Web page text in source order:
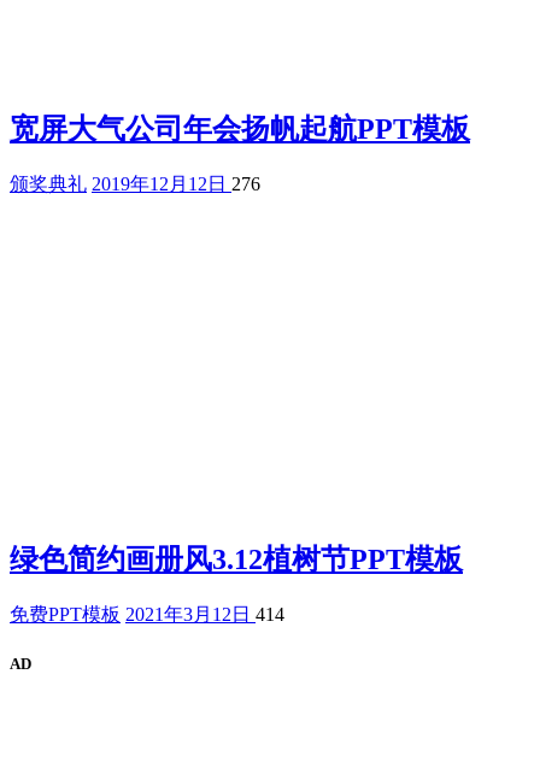
宽屏大气公司年会扬帆起航PPT模板
颁奖典礼 2019年12月12日 276
绿色简约画册风3.12植树节PPT模板
免费PPT模板 2021年3月12日 414
AD